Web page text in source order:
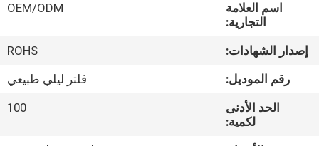
معلومات
عنا
جولة
اسم العلامة
التجارية:
OEM/ODM
إصدار الشهادات:
ROHS
رقم الموديل:
فلتر ليلي طبيعي
الحد الأدنى
لكمية:
100